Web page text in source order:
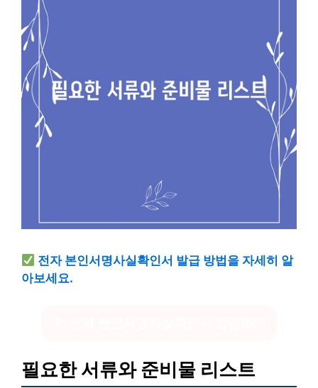
전자 본인서명사실확인서 발급 방법을 자세히 알
아보세요.
필요한 서류와 준비물 리스트